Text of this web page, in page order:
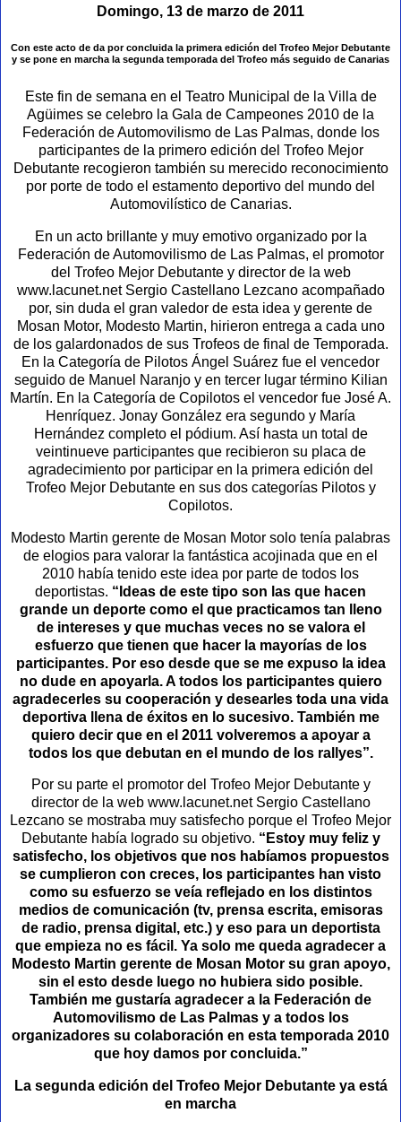
Domingo, 13 de marzo de 2011
Con este acto de da por concluida la primera edición del Trofeo Mejor Debutante
y se pone en marcha la segunda temporada del Trofeo más seguido de Canarias
Este fin de semana en el Teatro Municipal de la Villa de
Agüimes se celebro la Gala de Campeones 2010 de la
Federación de Automovilismo de Las Palmas, donde los
participantes de la primero edición del Trofeo Mejor
Debutante recogieron también su merecido reconocimiento
por porte de todo el estamento deportivo del mundo del
Automovilístico de Canarias.
En un acto brillante y muy emotivo organizado por la
Federación de Automovilismo de Las Palmas, el promotor
del Trofeo Mejor Debutante y director de la web
www.lacunet.net Sergio Castellano Lezcano acompañado
por, sin duda el gran valedor de esta idea y gerente de
Mosan Motor, Modesto Martin, hirieron entrega a cada uno
de los galardonados de sus Trofeos de final de Temporada.
En la Categoría de Pilotos Ángel Suárez fue el vencedor
seguido de Manuel Naranjo y en tercer lugar término Kilian
Martín. En la Categoría de Copilotos el vencedor fue José A.
Henríquez. Jonay González era segundo y María
Hernández completo el pódium. Así hasta un total de
veintinueve participantes que recibieron su placa de
agradecimiento por participar en la primera edición del
Trofeo Mejor Debutante en sus dos categorías Pilotos y
Copilotos.
Modesto Martin gerente de Mosan Motor solo tenía palabras
de elogios para valorar la fantástica acojinada que en el
2010 había tenido este idea por parte de todos los
deportistas. “Ideas de este tipo son las que hacen
grande un deporte como el que practicamos tan lleno
de intereses y que muchas veces no se valora el
esfuerzo que tienen que hacer la mayorías de los
participantes. Por eso desde que se me expuso la idea
no dude en apoyarla. A todos los participantes quiero
agradecerles su cooperación y desearles toda una vida
deportiva llena de éxitos en lo sucesivo. También me
quiero decir que en el 2011 volveremos a apoyar a
todos los que debutan en el mundo de los rallyes”.
Por su parte el promotor del Trofeo Mejor Debutante y
director de la web www.lacunet.net Sergio Castellano
Lezcano se mostraba muy satisfecho porque el Trofeo Mejor
Debutante había logrado su objetivo. “Estoy muy feliz y
satisfecho, los objetivos que nos habíamos propuestos
se cumplieron con creces, los participantes han visto
como su esfuerzo se veía reflejado en los distintos
medios de comunicación (tv, prensa escrita, emisoras
de radio, prensa digital, etc.) y eso para un deportista
que empieza no es fácil. Ya solo me queda agradecer a
Modesto Martin gerente de Mosan Motor su gran apoyo,
sin el esto desde luego no hubiera sido posible.
También me gustaría agradecer a la Federación de
Automovilismo de Las Palmas y a todos los
organizadores su colaboración en esta temporada 2010
que hoy damos por concluida.”
La segunda edición del Trofeo Mejor Debutante ya está
en marcha